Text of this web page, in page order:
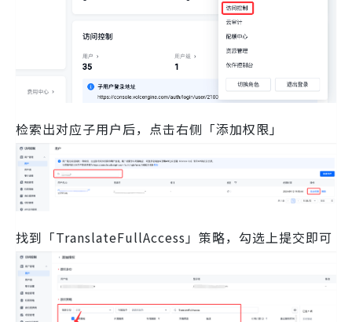
检索出对应子用户后，点击右侧「添加权限」
找到「TranslateFullAccess」策略，勾选上提交即可